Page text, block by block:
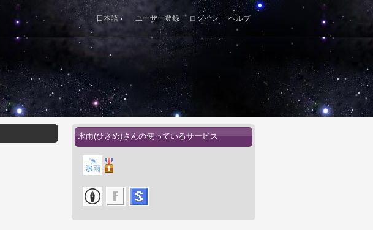
日本語 ユーザー登録 ログイン ヘルプ
氷雨(ひさめ)さんの使っているサービス